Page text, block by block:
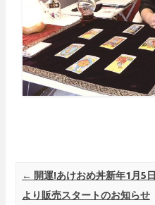
Post navigation
← 開運!あけおめ丼新年1月5日
より販売スタートのお知らせ